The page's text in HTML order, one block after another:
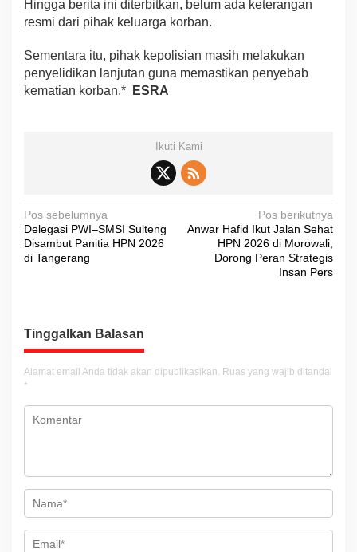
Hingga berita ini diterbitkan, belum ada keterangan
resmi dari pihak keluarga korban.
Sementara itu, pihak kepolisian masih melakukan
penyelidikan lanjutan guna memastikan penyebab
kematian korban.*
ESRA
Ikuti Kami
N
a
v
a
s
i
o
Pos sebelumnya
Delegasi PWI–SMSI Sulteng
Disambut Panitia HPN 2026
di Tangerang
Pos berikutnya
Anwar Hafid Ikut Jalan Sehat
HPN 2026 di Morowali,
Dorong Peran Strategis
Insan Pers
Tinggalkan Balasan
Alamat email Anda tidak akan dipublikasikan. Ruas yang wajib ditandai
*